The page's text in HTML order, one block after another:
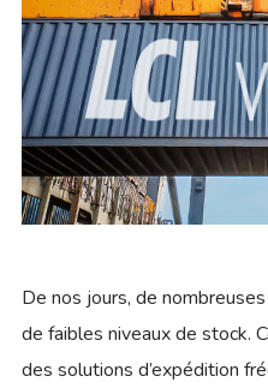
De nos jours, de
de faibles niveaux de stock.
des solutions d’expédition